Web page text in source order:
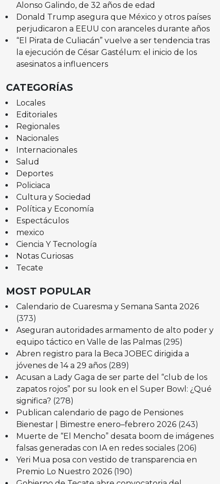
Alonso Galindo, de 32 años de edad
Donald Trump asegura que México y otros países
perjudicaron a EEUU con aranceles durante años
“El Pirata de Culiacán” vuelve a ser tendencia tras
la ejecución de César Gastélum: el inicio de los
asesinatos a influencers
CATEGORÍAS
Locales
Editoriales
Regionales
Nacionales
Internacionales
Salud
Deportes
Policiaca
Cultura y Sociedad
Política y Economía
Espectáculos
mexico
Ciencia Y Tecnología
Notas Curiosas
Tecate
MOST POPULAR
Calendario de Cuaresma y Semana Santa 2026
(373)
Aseguran autoridades armamento de alto poder y
equipo táctico en Valle de las Palmas (295)
Abren registro para la Beca JOBEC dirigida a
jóvenes de 14 a 29 años (289)
Acusan a Lady Gaga de ser parte del “club de los
zapatos rojos” por su look en el Super Bowl: ¿Qué
significa? (278)
Publican calendario de pago de Pensiones
Bienestar | Bimestre enero–febrero 2026 (243)
Muerte de “El Mencho” desata boom de imágenes
falsas generadas con IA en redes sociales (206)
Yeri Mua posa con vestido de transparencia en
Premio Lo Nuestro 2026 (190)